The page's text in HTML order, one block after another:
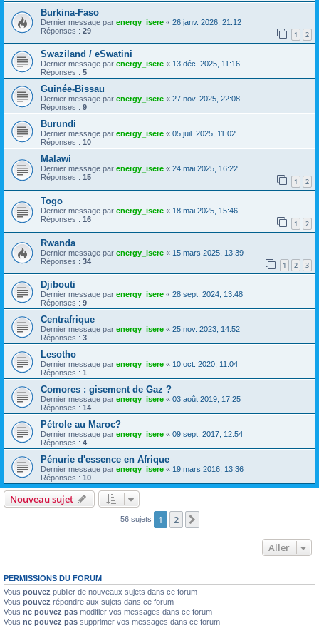
Burkina-Faso
Dernier message par energy_isere « 26 janv. 2026, 21:12
Réponses : 29 1 2
Swaziland / eSwatini
Dernier message par energy_isere « 13 déc. 2025, 11:16
Réponses : 5
Guinée-Bissau
Dernier message par energy_isere « 27 nov. 2025, 22:08
Réponses : 9
Burundi
Dernier message par energy_isere « 05 juil. 2025, 11:02
Réponses : 10
Malawi
Dernier message par energy_isere « 24 mai 2025, 16:22
Réponses : 15 1 2
Togo
Dernier message par energy_isere « 18 mai 2025, 15:46
Réponses : 16 1 2
Rwanda
Dernier message par energy_isere « 15 mars 2025, 13:39
Réponses : 34 1 2 3
Djibouti
Dernier message par energy_isere « 28 sept. 2024, 13:48
Réponses : 9
Centrafrique
Dernier message par energy_isere « 25 nov. 2023, 14:52
Réponses : 3
Lesotho
Dernier message par energy_isere « 10 oct. 2020, 11:04
Réponses : 1
Comores : gisement de Gaz ?
Dernier message par energy_isere « 03 août 2019, 17:25
Réponses : 14
Pétrole au Maroc?
Dernier message par energy_isere « 09 sept. 2017, 12:54
Réponses : 4
Pénurie d'essence en Afrique
Dernier message par energy_isere « 19 mars 2016, 13:36
Réponses : 10
Nouveau sujet
56 sujets 1 2
Aller
PERMISSIONS DU FORUM
Vous pouvez publier de nouveaux sujets dans ce forum
Vous pouvez répondre aux sujets dans ce forum
Vous ne pouvez pas modifier vos messages dans ce forum
Vous ne pouvez pas supprimer vos messages dans ce forum